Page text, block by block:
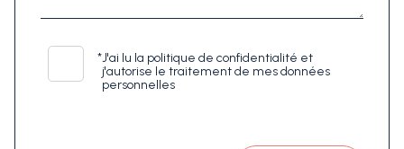
*J'ai lu la politique de confidentialité et
j'autorise le traitement de mes données
personnelles